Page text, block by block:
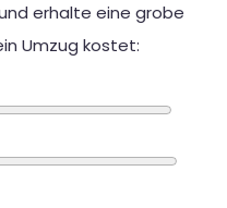
erhalte eine grobe
Umzug kostet: